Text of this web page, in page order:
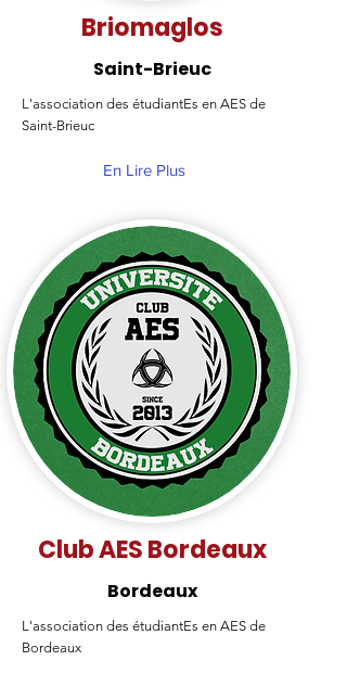
Briomaglos
Saint-Brieuc
L'association des étudiantEs en AES de
Saint-Brieuc
En Lire Plus
Club AES Bordeaux
Bordeaux
L'association des étudiantEs en AES de
Bordeaux